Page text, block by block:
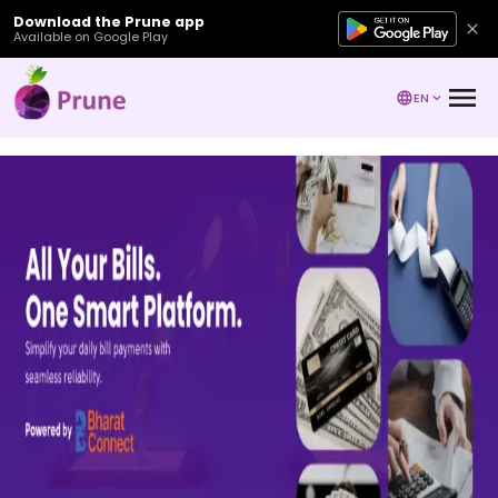
Download the Prune app
Available on Google Play
EN